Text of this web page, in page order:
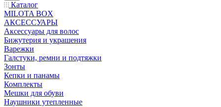
Каталог
MILOTA BOX
АКСЕССУАРЫ
Аксессуары для волос
Бижутерия и украшения
Варежки
Галстуки, ремни и подтяжки
Зонты
Кепки и панамы
Комплекты
Мешки для обуви
Наушники утепленные